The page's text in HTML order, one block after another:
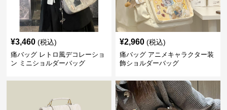
¥3,460 (税込)
痛バッグ レトロ風デコレーショ
ン ミニショルダーバッグ
¥2,960 (税込)
痛バッグ アニメキャラクター装
飾ショルダーバッグ